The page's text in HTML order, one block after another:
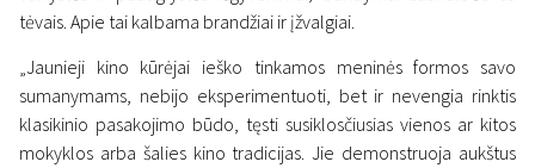
tėvais. Apie tai kalbama brandžiai ir įžvalgiai.
„Jaunieji kino kūrėjai ieško tinkamos meninės formos savo
sumanymams, nebijo eksperimentuoti, bet ir nevengia rinktis
klasikinio pasakojimo būdo, tęsti susiklosčiusias vienos ar kitos
mokyklos arba šalies kino tradicijas. Jie demonstruoja aukštus